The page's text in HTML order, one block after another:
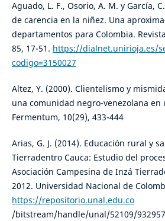
Aguado, L. F., Osorio, A. M. y García,
de carencia en la niñez. Una
departamentos para Colombia.
85, 17-51. https://dialnet.unirioja.es/
codigo=3150027
Altez, Y. (2000). Clientelismo y
una comunidad negro-venezolana en
Fermentum, 10(29), 433-444
Arias, G. J. (2014). Educación rural y
Tierradentro Cauca: Estudio del
Asociación Campesina de Inzá
2012. Universidad Nacional de
https://repositorio.unal.edu.co
/bitstream/handle/unal/52109/